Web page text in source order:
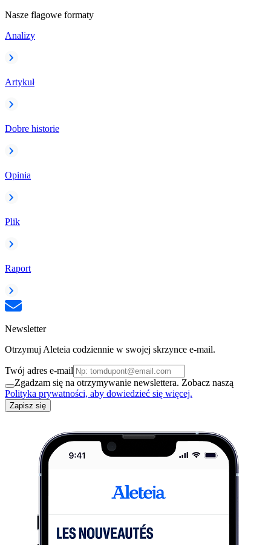
Nasze flagowe formaty
Analizy
Artykuł
Dobre historie
Opinia
Plik
Raport
Newsletter
Otrzymuj Aleteia codziennie w swojej skrzynce e-mail.
Twój adres e-mail
Zgadzam się na otrzymywanie newslettera. Zobacz naszą
Polityka prywatności, aby dowiedzieć się więcej.
Zapisz się